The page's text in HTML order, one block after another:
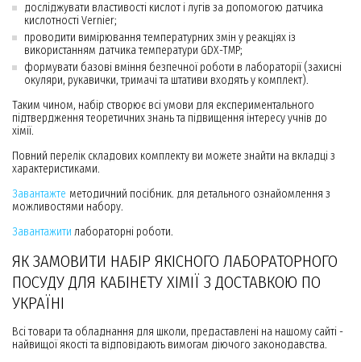
досліджувати властивості кислот і лугів за допомогою датчика
кислотності Vernier;
проводити вимірювання температурних змін у реакціях із
використанням датчика температури GDX-TMP;
формувати базові вміння безпечної роботи в лабораторії (захисні
окуляри, рукавички, тримачі та штативи входять у комплект).
Таким чином, набір створює всі умови для експериментального
підтвердження теоретичних знань та підвищення інтересу учнів до
хімії.
Повний перелік складових комплекту ви можете знайти на вкладці з
характеристиками.
Завантажте методичний посібник. для детального ознайомлення з
можливостями набору.
Завантажити лабораторні роботи.
ЯК ЗАМОВИТИ НАБІР ЯКІСНОГО ЛАБОРАТОРНОГО
ПОСУДУ ДЛЯ КАБІНЕТУ ХІМІЇ З ДОСТАВКОЮ ПО
УКРАЇНІ
Всі товари та обладнання для школи, предаставлені на нашому сайті -
найвищої якості та відповідають вимогам діючого законодавства.